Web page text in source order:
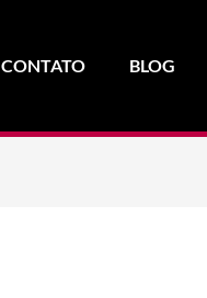
CONTATO BLOG